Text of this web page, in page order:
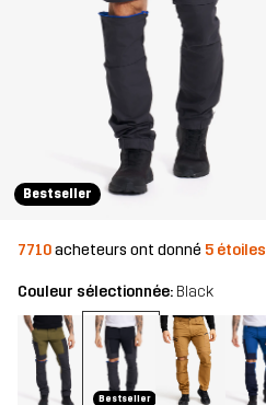
Bestseller
7710acheteurs ont donné 5 étoiles
Couleur sélectionnée: Black
Bestseller